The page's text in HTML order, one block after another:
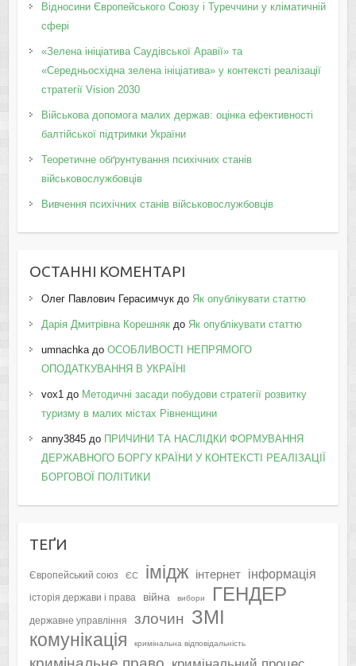
Відносини Європейського Союзу і Туреччини у кліматичній
сфері
«Зелена ініціатива Саудівської Аравії» та
«Середньосхідна зелена ініціатива» у контексті реалізації
стратегії Vision 2030
Військова допомога малих держав: оцінка ефективності
балтійської підтримки України
Теоретичне обґрунтування психічних станів
військовослужбовців
Вивчення психічних станів військовослужбовців
ОСТАННІ КОМЕНТАРІ
Олег Павлович Герасимчукдо Як опублікувати статтю
Дарія Дмитрівна Корешнякдо Як опублікувати статтю
umnachkaдо ОСОБЛИВОСТІ НЕПРЯМОГО
ОПОДАТКУВАННЯ В УКРАЇНІ
vox1до Методичні засади побудови стратегії розвитку
туризму в малих містах Рівненщини
anny3845до ПРИЧИНИ ТА НАСЛІДКИ ФОРМУВАННЯ
ДЕРЖАВНОГО БОРГУ КРАЇНИ У КОНТЕКСТІ РЕАЛІЗАЦІЇ
БОРГОВОЇ ПОЛІТИКИ
ТЕҐИ
Європейський союз ЄС імідж інтернет інформація
історія держави і права війна вибори ГЕНДЕР
державне управління злочин ЗМІ
комунікація кримінальна відповідальність